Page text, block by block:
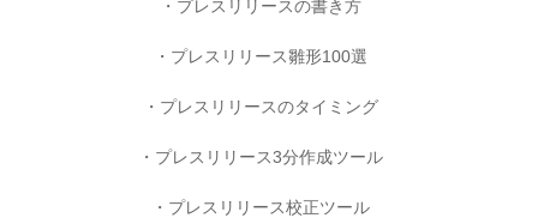
プレスリリースの書き方
プレスリリース雛形100選
プレスリリースのタイミング
プレスリリース3分作成ツール
プレスリリース校正ツール